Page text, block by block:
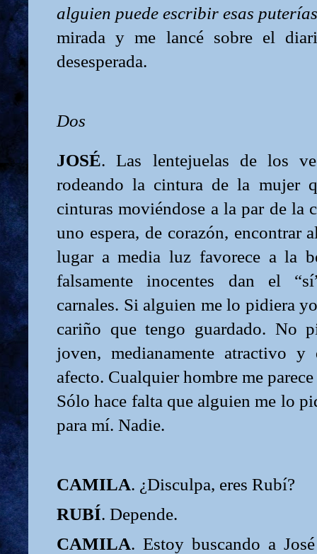
alguien puede escribir esas
mirada y me lancé sobre el
desesperada.
Dos
JOSÉ. Las lentejuelas de los
rodeando la cintura de la mujer
cinturas moviéndose a la par de la
uno espera, de corazón, encontrar
lugar a media luz favorece a la
falsamente inocentes dan el
carnales. Si alguien me lo pidiera
cariño que tengo guardado. No
joven, medianamente atractivo y
afecto. Cualquier hombre me
Sólo hace falta que alguien me lo
para mí. Nadie.
CAMILA. ¿Disculpa, eres Rubí?
RUBÍ. Depende.
CAMILA. Estoy buscando a